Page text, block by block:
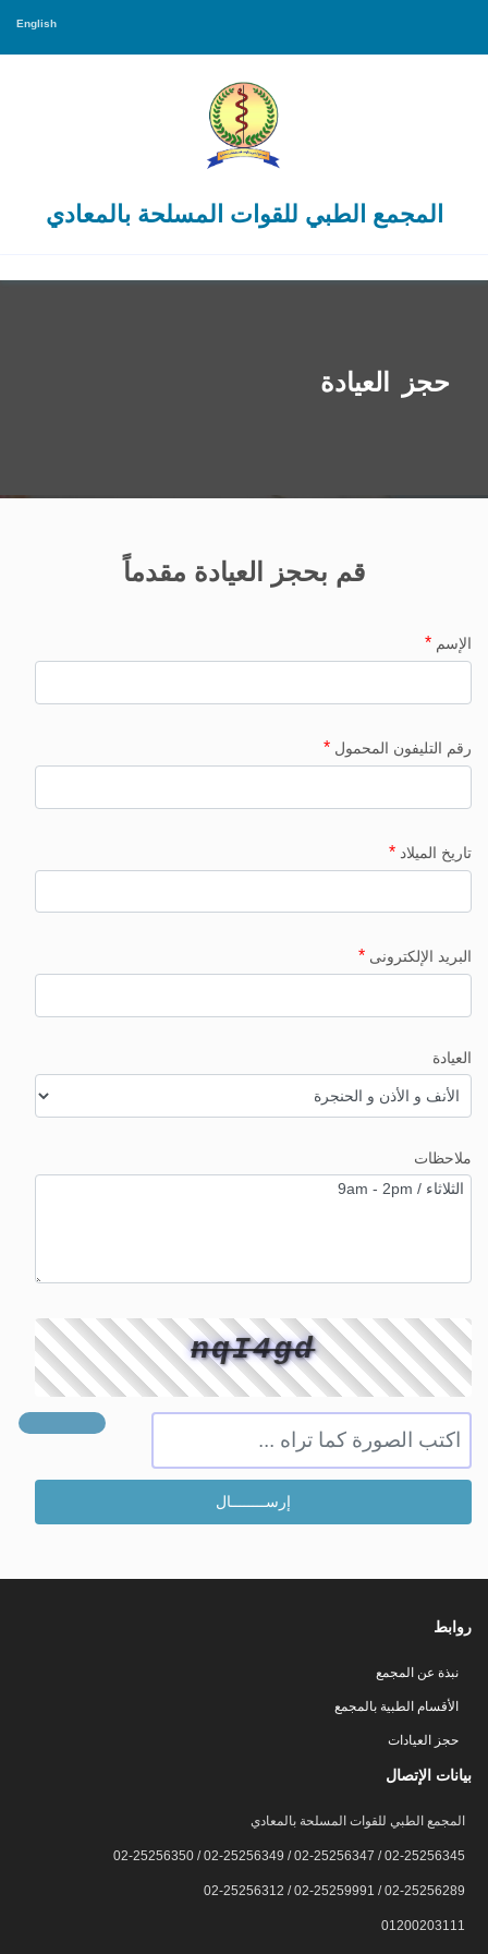
English
المجمع الطبي للقوات المسلحة بالمعادي
حجز العيادة
قم بحجز العيادة مقدماً
الإسم *
رقم التليفون المحمول *
تاريخ الميلاد *
البريد الإلكترونى *
العيادة
ملاحظات
nqI4gd
روابط
نبذة عن المجمع
الأقسام الطبية بالمجمع
حجز العيادات
بيانات الإتصال
المجمع الطبي للقوات المسلحة بالمعادي